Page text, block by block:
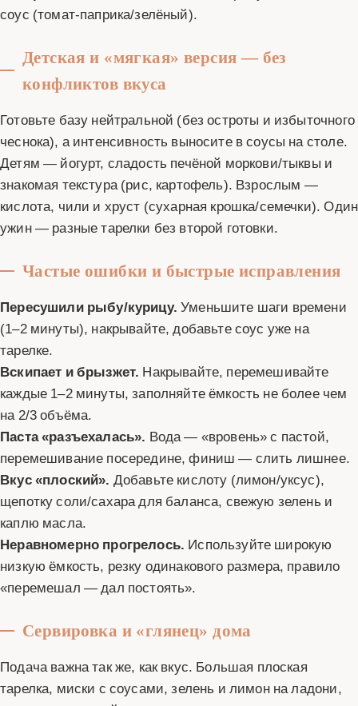
соус (томат‑паприка/зелёный).
Детская и «мягкая» версия — без
конфликтов вкуса
Готовьте базу нейтральной (без остроты и избыточного
чеснока), а интенсивность выносите в соусы на столе.
Детям — йогурт, сладость печёной моркови/тыквы и
знакомая текстура (рис, картофель). Взрослым —
кислота, чили и хруст (сухарная крошка/семечки). Один
ужин — разные тарелки без второй готовки.
Частые ошибки и быстрые исправления
Пересушили рыбу/курицу. Уменьшите шаги времени
(1–2 минуты), накрывайте, добавьте соус уже на
тарелке.
Вскипает и брызжет. Накрывайте, перемешивайте
каждые 1–2 минуты, заполняйте ёмкость не более чем
на 2/3 объёма.
Паста «разъехалась». Вода — «вровень» с пастой,
перемешивание посередине, финиш — слить лишнее.
Вкус «плоский». Добавьте кислоту (лимон/уксус),
щепотку соли/сахара для баланса, свежую зелень и
каплю масла.
Неравномерно прогрелось. Используйте широкую
низкую ёмкость, резку одинакового размера, правило
«перемешал — дал постоять».
Сервировка и «глянец» дома
Подача важна так же, как вкус. Большая плоская
тарелка, миски с соусами, зелень и лимон на ладони,